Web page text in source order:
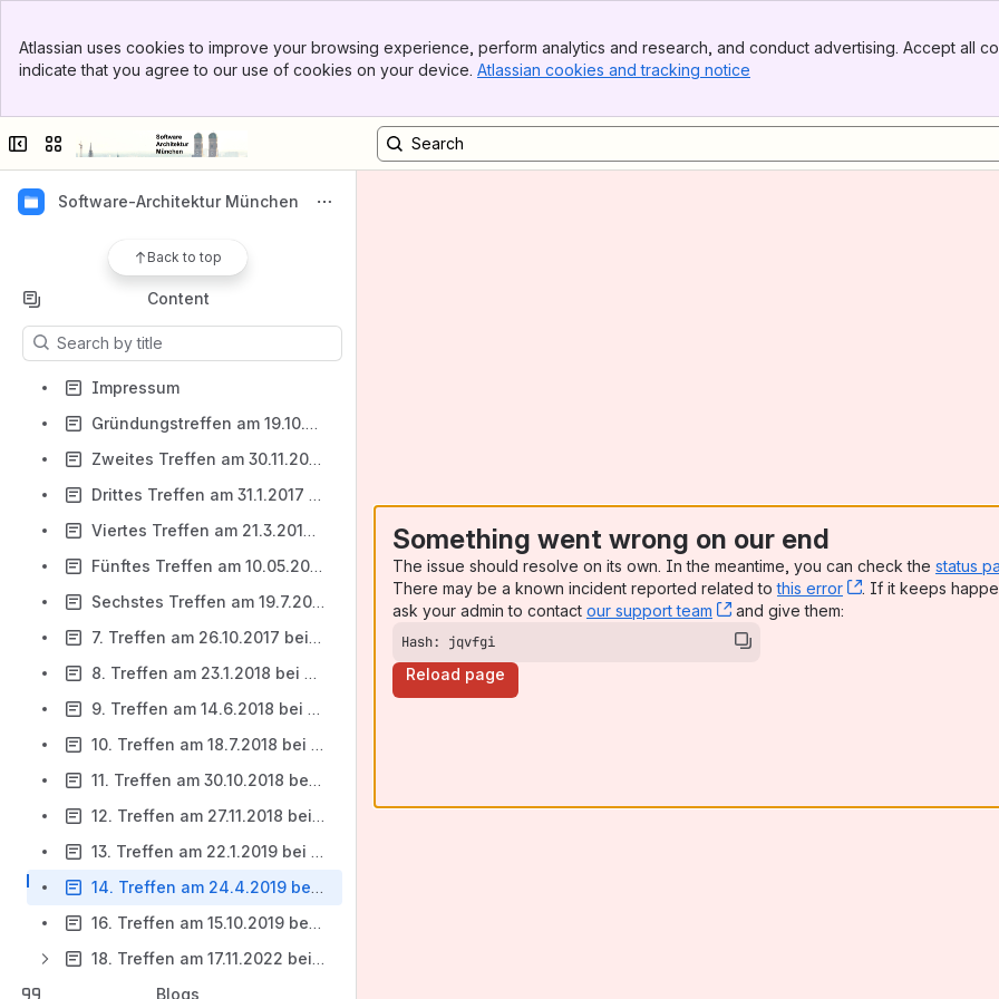
Top Bar
Sidebar
Atlassian uses cookies to improve your browsing experience, perform analytics and research, and conduct advertising. Accept all
indicate that you agree to our use of cookies on your device. Atlassian cookies and tracking notice
Collapse sidebar
Switch sites or apps
Software-Architektur München
Back to top
Shortcuts
Content
Results will update as you type.
Impressum
Gründungstreffen am 19.10.2016 bei TNG
Zweites Treffen am 30.11.2016 in den Räumen von innoQ
Drittes Treffen am 31.1.2017 in den Räumen von TNG Technology Consulting
Viertes Treffen am 21.3.2017 bei der LV1871
Fünftes Treffen am 10.05.2017 bei LV 1871
Sechstes Treffen am 19.7.2017 bei TNG
7. Treffen am 26.10.2017 bei TNG
8. Treffen am 23.1.2018 bei TNG Technology Consulting
9. Treffen am 14.6.2018 bei TNG Technology Consulting
10. Treffen am 18.7.2018 bei TNG Technology Consulting
11. Treffen am 30.10.2018 bei TNG
12. Treffen am 27.11.2018 bei TNG
13. Treffen am 22.1.2019 bei TNG
14. Treffen am 24.4.2019 bei TNG
16. Treffen am 15.10.2019 bei TNG
18. Treffen am 17.11.2022 bei der LV1871
Blogs
Something went wrong on our end
The issue should resolve on its own. In the meantime, you can check the status
There may be a known incident reported related tothis error , (opens new
. If it keeps
ask your admin to contact our support team , (opens new window)
and give them:
Hash: jqvfgi
Reload page